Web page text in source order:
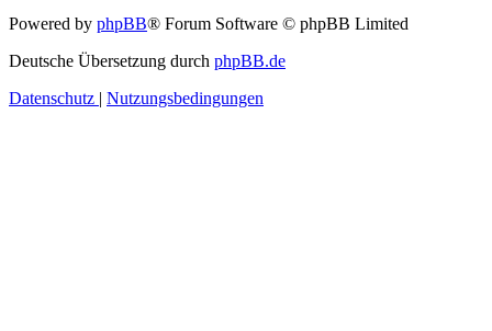
Powered by phpBB® Forum Software © phpBB Limited
Deutsche Übersetzung durch phpBB.de
Datenschutz | Nutzungsbedingungen